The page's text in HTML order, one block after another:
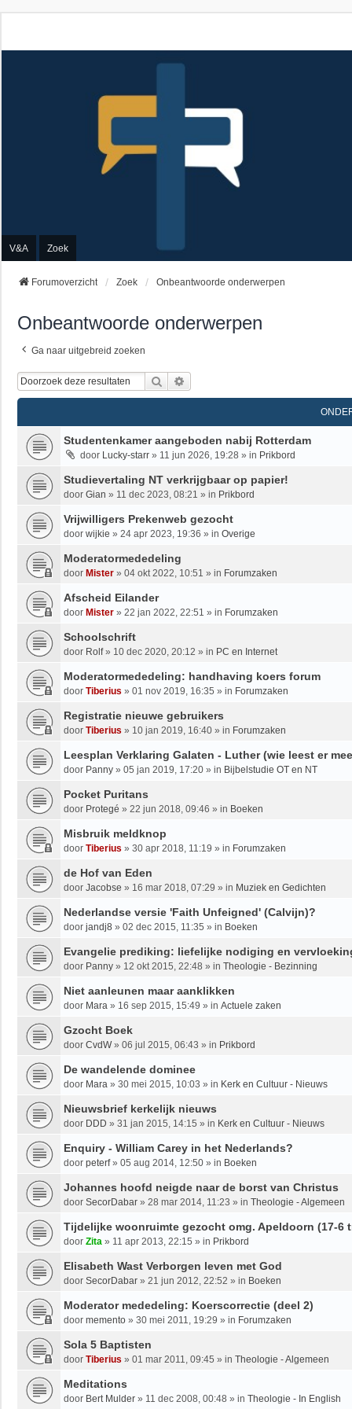
V&A Zoek
Forumoverzicht Zoek Onbeantwoorde onderwerpen
Onbeantwoorde onderwerpen
Ga naar uitgebreid zoeken
Zoek
Studentenkamer aangeboden nabij Rotterdam
door Lucky-starr » 11 jun 2026, 19:28 » in Prikbord
Studievertaling NT verkrijgbaar op papier!
door Gian » 11 dec 2023, 08:21 » in Prikbord
Vrijwilligers Prekenweb gezocht
door wijkie » 24 apr 2023, 19:36 » in Overige
Moderatormededeling
door Mister » 04 okt 2022, 10:51 » in Forumzaken
Afscheid Eilander
door Mister » 22 jan 2022, 22:51 » in Forumzaken
Schoolschrift
door Rolf» 10 dec 2020, 20:12 » in PC en Internet
Moderatormededeling: handhaving koers forum
door Tiberius » 01 nov 2019, 16:35 » in Forumzaken
Registratie nieuwe gebruikers
door Tiberius » 10 jan 2019, 16:40 » in Forumzaken
Leesplan Verklaring Galaten - Luther (wie leest er
door Panny » 05 jan 2019, 17:20 » in Bijbelstudie OT en NT
Pocket Puritans
door Protegé » 22 jun 2018, 09:46 » in Boeken
Misbruik meldknop
door Tiberius » 30 apr 2018, 11:19 » in Forumzaken
de Hof van Eden
door Jacobse » 16 mar 2018, 07:29 » in Muziek en Gedichten
Nederlandse versie 'Faith Unfeigned' (Calvijn)?
door jandj8 » 02 dec 2015, 11:35 » in Boeken
Evangelie prediking: liefelijke nodiging en
door Panny » 12 okt 2015, 22:48 » in Theologie - Bezinning
Niet aanleunen maar aanklikken
door Mara » 16 sep 2015, 15:49 » in Actuele zaken
Gzocht Boek
door CvdW» 06 jul 2015, 06:43 » in Prikbord
De wandelende dominee
door Mara » 30 mei 2015, 10:03 » in Kerk en Cultuur - Nieuws
Nieuwsbrief kerkelijk nieuws
door DDD » 31 jan 2015, 14:15 » in Kerk en Cultuur - Nieuws
Enquiry - William Carey in het Nederlands?
door peterf» 05 aug 2014, 12:50 » in Boeken
Johannes hoofd neigde naar de borst van Christus
door SecorDabar » 28 mar 2014, 11:23 » in Theologie - Algemeen
Tijdelijke woonruimte gezocht omg. Apeldoorn (17-6
door Zita » 11 apr 2013, 22:15 » in Prikbord
Elisabeth Wast Verborgen leven met God
door SecorDabar » 21 jun 2012, 22:52 » in Boeken
Moderator mededeling: Koerscorrectie (deel 2)
door memento » 30 mei 2011, 19:29 » in Forumzaken
Sola 5 Baptisten
door Tiberius » 01 mar 2011, 09:45 » in Theologie - Algemeen
Meditations
door Bert Mulder » 11 dec 2008, 00:48 » in Theologie - In English